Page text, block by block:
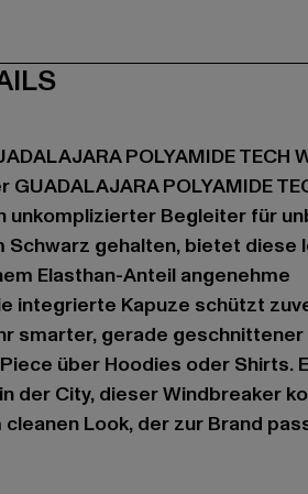
POLYAMIDE TECH
POLYAMIDE
unkomplizierter Begleiter für
Schwarz gehalten, bietet diese
Elasthan-Anteil angenehme
integrierte Kapuze schützt
smarter, gerade
über Hoodies oder Shirts.
der City, dieser Windbreaker
Look, der zur Brand